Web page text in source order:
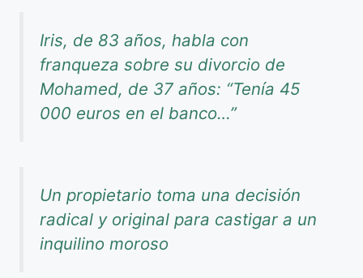
Iris, de 83 años, habla con
franqueza sobre su divorcio de
Mohamed, de 37 años: “Tenía 45
000 euros en el banco…”
Un propietario toma una decisión
radical y original para castigar a un
inquilino moroso